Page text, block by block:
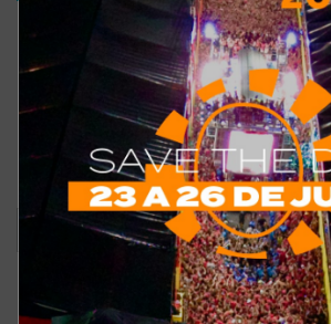
Como está o meu site?
Excelente
Pode ser melhorado
Sem comentários
Ver resultados